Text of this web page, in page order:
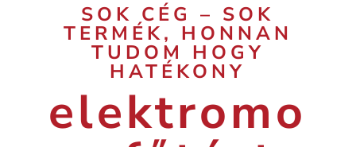
SOK CÉG – SOK
TERMÉK, HONNAN
TUDOM HOGY
HATÉKONY
elektromo